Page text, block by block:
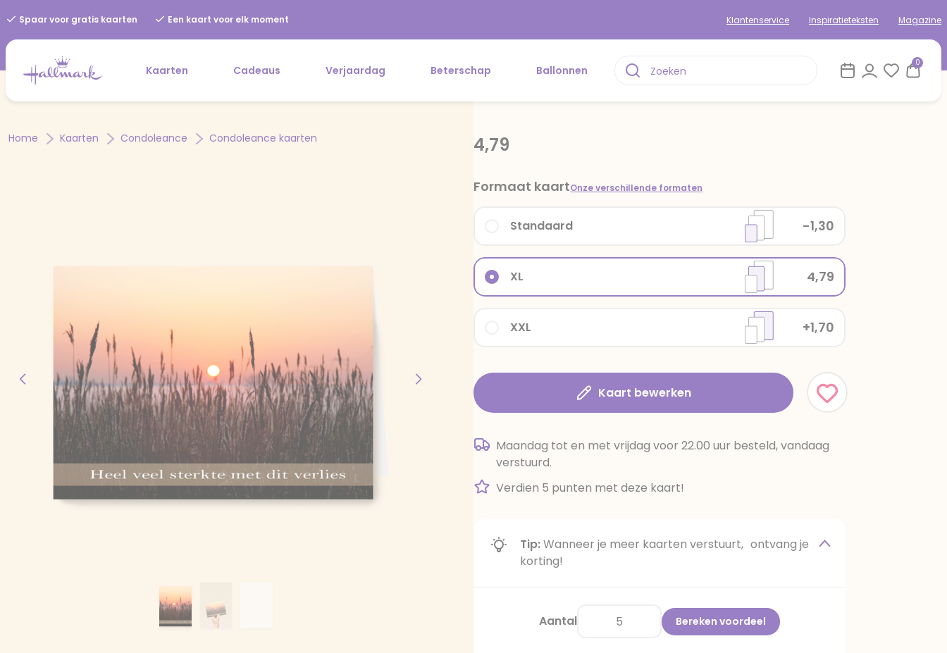
Spaar voor gratis kaarten Een kaart voor elk moment Klantenservice Inspiratieteksten Magazine
Kaarten Cadeaus Verjaardag Beterschap Ballonnen
0
Home Kaarten Condoleance Condoleance kaarten 4,79
Formaat kaartOnze verschillende formaten
XXL +1,70
XL 4,79
Standaard -1,30
Kaart bewerken
Maandag tot en met vrijdag voor 22.00 uur besteld, vandaag
verstuurd.
Verdien 5 punten met deze kaart!
Tip:Wanneer je meer kaarten verstuurt, ontvang je
korting!
Aantal Bereken voordeel